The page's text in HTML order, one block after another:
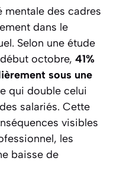
mentale des cadres
dans le
Selon une étude
octobre, 41%
sous une
qui double celui
salariés. Cette
visibles
les
baisse de